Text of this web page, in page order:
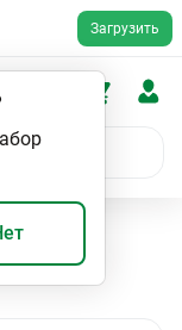
Загрузить